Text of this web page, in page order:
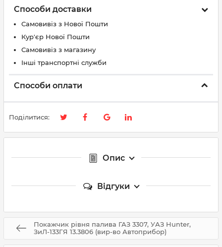
Способи доставки
Самовивіз з Нової Пошти
Кур'єр Нової Пошти
Самовивіз з магазину
Інші транспортні служби
Способи оплати
Поділитися:
Опис
Відгуки
Покажчик рівня палива ГАЗ 3307, УАЗ Hunter,
ЗиЛ-133ГЯ 13.3806 (вир-во Автоприбор)